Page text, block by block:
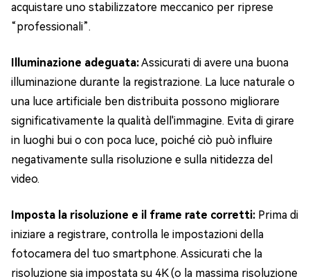
acquistare uno stabilizzatore meccanico per riprese
“professionali”.
Illuminazione adeguata:Assicurati di avere una buona
illuminazione durante la registrazione. La luce naturale o
una luce artificiale ben distribuita possono migliorare
significativamente la qualità dell'immagine. Evita di girare
in luoghi bui o con poca luce, poiché ciò può influire
negativamente sulla risoluzione e sulla nitidezza del
video.
Imposta la risoluzione e il frame rate corretti: Prima di
iniziare a registrare, controlla le impostazioni della
fotocamera del tuo smartphone. Assicurati che la
risoluzione sia impostata su 4K (o la massima risoluzione